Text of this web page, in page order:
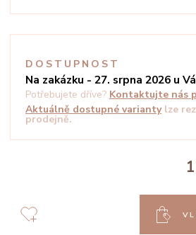
DOSTUPNOST
Na zakázku - 27. srpna 2026 u
Potřebujete dříve? Kontaktujte nás
Aktuálně dostupné varianty lze
prodejně.